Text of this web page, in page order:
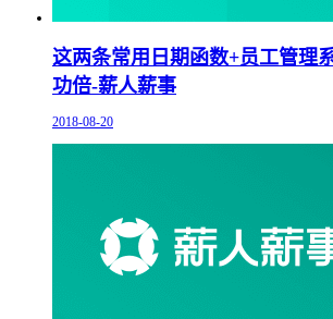
这两条常用日期函数+员工管理
功倍-薪人薪事
2018-08-20